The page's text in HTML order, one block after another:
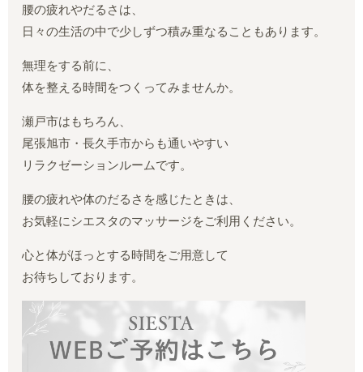
腰の疲れやだるさは、
日々の生活の中で少しずつ積み重なることもあります。
無理をする前に、
体を整える時間をつくってみませんか。
瀬戸市はもちろん、
尾張旭市・長久手市からも通いやすい
リラクゼーションルームです。
腰の疲れや体のだるさを感じたときは、
お気軽にシエスタのマッサージをご利用ください。
心と体がほっとする時間をご用意して
お待ちしております。